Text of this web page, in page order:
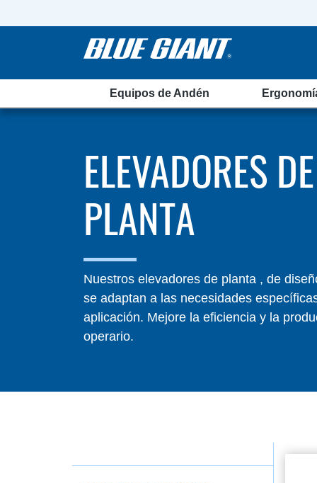
Equipos de Andén
ELEVADORES DE
PLANTA
Nuestros elevadores de planta , de
se adaptan a las necesidades
aplicación. Mejore la eficiencia y la
operario.